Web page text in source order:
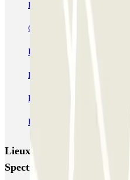
Fly Parking - Aéroport
Gare de Bruxelles-Midi
INDIGO Brussel Royal
ParkBee Etterbeek Plaine
ParkBee Linthout Sint-Michel
ParkBee Rue de la Longue
Lieux et événements
Spectrum